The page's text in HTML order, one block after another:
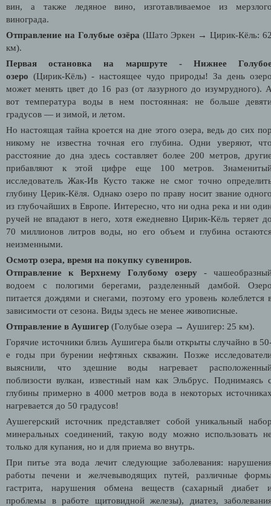
вин, а также ледяное вино, изготавливаемое из
винограда.
Отправление на Голубые озёра (Шато Эркен → Цирик-Кёль:
км).
Первая остановка на маршруте - Нижнее
озеро (Цирик-Кёль) - настоящее чудо природы! За день
может менять цвет до 16 раз (от лазурного до изумрудного).
вот температура воды в нем постоянная: не больше
градусов — и зимой, и летом.
Но настоящая тайна кроется на дне этого озера, ведь до сих
никому не известна точная его глубина. Одни уверяют,
расстояние до дна здесь составляет более 200 метров,
прибавляют к этой цифре еще 100 метров.
исследователь Жак-Ив Кусто также не смог точно
глубину Церик-Кёля. Однако озеро по праву носит звание
из глубочайших в Европе. Интересно, что ни одна река и ни
ручей не впадают в него, хотя ежедневно Цирик-Кёль теряет
70 миллионов литров воды, но его объем и глубина
неизменными.
Осмотр озера, время на покупку сувениров.
Отправление к Верхнему Голубому озеру -
водоем с пологими берегами, разделенный дамбой.
питается дождями и снегами, поэтому его уровень колеблется
зависимости от сезона. Виды здесь не менее живописные.
Отправление в Аушигер (Голубые озера → Аушигер: 25 км).
Горячие источники близь Аушигера были открыты случайно в
е годы при бурении нефтяных скважин. Позже
выяснили, что здешние воды нагревает
поблизости вулкан, известный нам как Эльбрус. Поднимаясь
глубины примерно в 4000 метров вода в некоторых
нагревается до 50 градусов!
Аушегерский источник представляет собой уникальный
минеральных соединений, такую воду можно использовать
только для купания, но и для приема во внутрь.
При питье эта вода лечит следующие заболевания:
работы печени и желчевыводящих путей, различные
гастрита, нарушения обмена веществ (сахарный диабет
проблемы в работе щитовидной железы), диатез,